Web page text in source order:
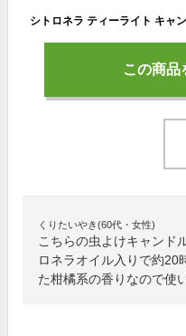
この商品
くりたいやき(60代・女性)
こちらの虫よけキャンド
ロネラオイル入りで約20
た柑橘系の香りなので使